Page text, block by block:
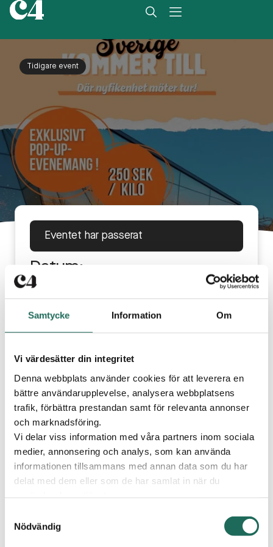
Samtycke Information Om
Vi värdesätter din integritet
Denna webbplats använder cookies för att leverera en
bättre användarupplevelse, analysera webbplatsens
trafik, förbättra prestandan samt för relevanta annonser
och marknadsföring.
Vi delar viss information med våra partners inom sociala
medier, annonsering och analys, som kan använda
informationen tillsammans med annan data som du har
delat med dem eller som de har samlat in när du
Nödvändig
Tidigare event
Publicerad9 oktober 2025
FÖRLORADE PAKET-
FÖRSÄLJNING
Bara på C4 Shopping! Är du redo för ett äventyr
utöver det vanliga?
förlorade paket och upptäcka riktiga gömda skatter!
Varje paket är fullt av överraskningar – du vet aldrig vad
Eventet har passerat
Datum:
2025-10-15 - 2025-10-21
Tid:
10,00-20,00 (vardag) 10,00-18,00 (helg)
Plats:
C4 Shopping